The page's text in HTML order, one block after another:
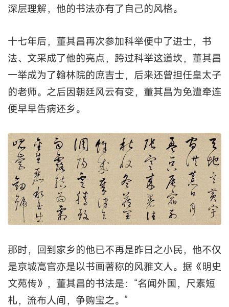
深层理解，他的书法亦有了自己的风格。
十七年后，董其昌再次参加科举便中了进士，书
法、文采成了他的亮点，跨过科举这道坎，董其昌
一举成为了翰林院的庶吉士，后来还曾担任皇太子
的老师。之后因朝廷风云有变，董其昌为免遭牵连
便早早告病还乡。
那时，回到家乡的他已不再是昨日之小民，他不仅
是京城高官亦是以书画著称的风雅文人。据《明史
文苑传》，董其昌的书法是：“名闻外国，尺素短
札，流布人间，争购宝之。”